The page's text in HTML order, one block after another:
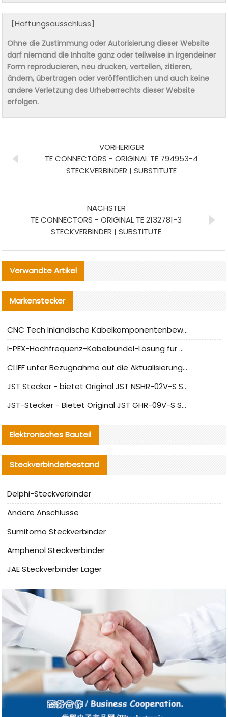
【Haftungsausschluss】
Ohne die Zustimmung oder Autorisierung dieser Website
darf niemand die Inhalte ganz oder teilweise in irgendeiner
Form reproducieren, neu drucken, verteilen, zitieren,
ändern, übertragen oder veröffentlichen und auch keine
andere Verletzung des Urheberrechts dieser Website
erfolgen.
VORHERIGER
TE CONNECTORS - ORIGINAL TE 794953-4
STECKVERBINDER | SUBSTITUTE
NÄCHSTER
TE CONNECTORS - ORIGINAL TE 2132781-3
STECKVERBINDER | SUBSTITUTE
Verwandte Artikel
Markenstecker
CNC Tech Inländische Kabelkomponentenbewertung und Massenproduktionsanpassungsanleitung
I-PEX-Hochfrequenz-Kabelbündel-Lösung für die heimische Produktion analysiert
CLIFF unter Bezugnahme auf die Aktualisierung der chinesischen Stecker-Testnormen
JST Stecker - bietet Original JST NSHR-02V-S Stecker und Ersatzteile an
JST-Stecker - Bietet Original JST GHR-09V-S Stecker und Ersatzteile an
Elektronisches Bauteil
Steckverbinderbestand
Delphi-Steckverbinder
Andere Anschlüsse
Sumitomo Steckverbinder
Amphenol Steckverbinder
JAE Steckverbinder Lager